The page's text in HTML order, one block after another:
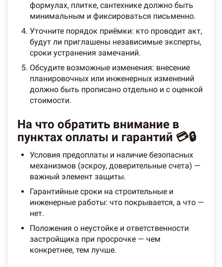
формулах, плитке, сантехнике должно быть
минимальным и фиксироваться письменно.
Уточните порядок приёмки: кто проводит акт,
будут ли приглашены независимые эксперты,
сроки устранения замечаний.
Обсудите возможные изменения: внесение
планировочных или инженерных изменений
должно быть прописано отдельно и с оценкой
стоимости.
На что обратить внимание в
пунктах оплаты и гарантий 💳🔒
Условия предоплаты и наличие безопасных
механизмов (эскроу, доверительные счета) —
важный элемент защиты.
Гарантийные сроки на строительные и
инженерные работы: что покрывается, а что —
нет.
Положения о неустойке и ответственности
застройщика при просрочке — чем
конкретнее, тем лучше.